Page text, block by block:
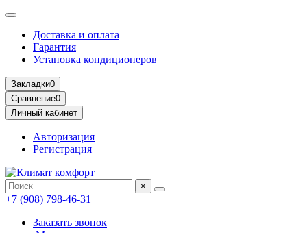
Доставка и оплата
Гарантия
Установка кондиционеров
Закладки0
Сравнение0
Личный кабинет
Авторизация
Регистрация
×
+7 (908) 798-46-31
Заказать звонок